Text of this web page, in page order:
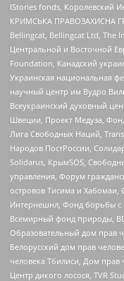
IStories fonds, Королевский
КРИМСЬКА ПРАВОЗАХИСНА
Bellingcat, Bellingcat Ltd, The
Центральной и Восточной
Foundation, Канадский
Украинская национальная
научный центр им Вудро
Всеукраинский духовный
Швеции, Проект Медуза,
Лига Свободных Наций,
Народов ПостРоссии,
Solidarus, КрымSOS,
управления, Форум
островов Тисима и Хабомаи,
Интернешнл, Фонд борьбы с
Всемирный фонд природы,
Образовательный дом прав
Белорусский дом прав
человека Тбилиси, Дом прав
Центр дикого лосося, TVR